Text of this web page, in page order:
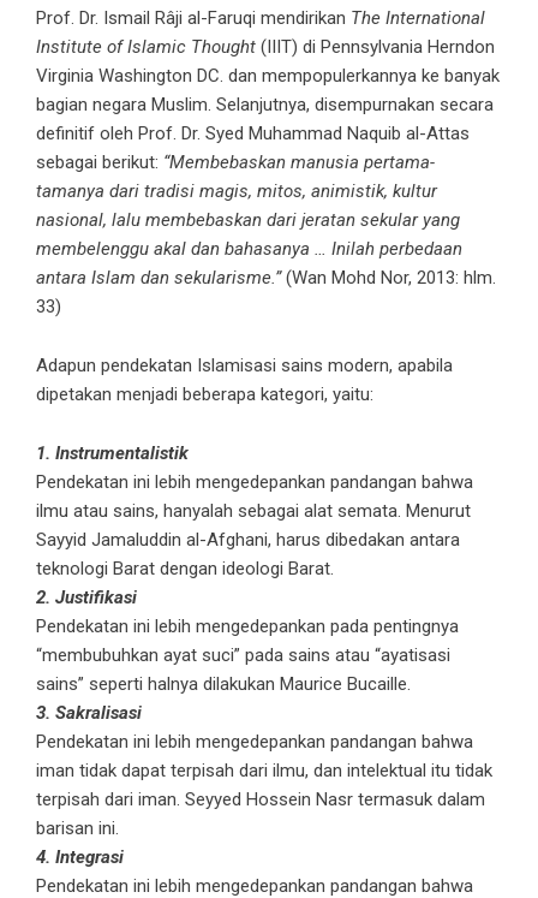
Prof. Dr. Ismail Râji al-Faruqi mendirikan The International
Institute of Islamic Thought (IIIT) di Pennsylvania Herndon
Virginia Washington DC. dan mempopulerkannya ke banyak
bagian negara Muslim. Selanjutnya, disempurnakan secara
definitif oleh Prof. Dr. Syed Muhammad Naquib al-Attas
sebagai berikut: “Membebaskan manusia pertama-
tamanya dari tradisi magis, mitos, animistik, kultur
nasional, lalu membebaskan dari jeratan sekular yang
membelenggu akal dan bahasanya … Inilah perbedaan
antara Islam dan sekularisme.”(Wan Mohd Nor, 2013: hlm.
33)
Adapun pendekatan Islamisasi sains modern, apabila
dipetakan menjadi beberapa kategori, yaitu:
1. Instrumentalistik
Pendekatan ini lebih mengedepankan pandangan bahwa
ilmu atau sains, hanyalah sebagai alat semata. Menurut
Sayyid Jamaluddin al-Afghani, harus dibedakan antara
teknologi Barat dengan ideologi Barat.
2. Justifikasi
Pendekatan ini lebih mengedepankan pada pentingnya
“membubuhkan ayat suci” pada sains atau “ayatisasi
sains” seperti halnya dilakukan Maurice Bucaille.
3. Sakralisasi
Pendekatan ini lebih mengedepankan pandangan bahwa
iman tidak dapat terpisah dari ilmu, dan intelektual itu tidak
terpisah dari iman. Seyyed Hossein Nasr termasuk dalam
barisan ini.
4. Integrasi
Pendekatan ini lebih mengedepankan pandangan bahwa